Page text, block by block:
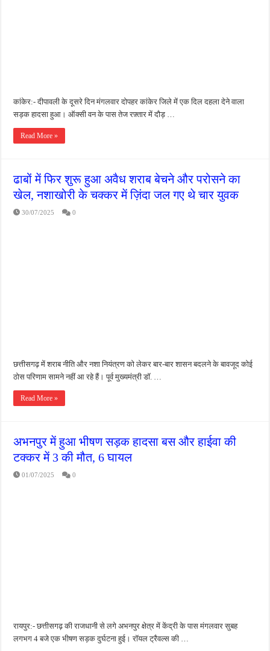
कांकेर:- दीपावली के दूसरे दिन मंगलवार दोपहर कांकेर जिले में एक दिल दहला देने वाला
सड़क हादसा हुआ। ऑक्सी वन के पास तेज रफ़्तार में दौड़ …
Read More »
ढाबों में फिर शुरू हुआ अवैध शराब बेचने और परोसने का
खेल, नशाखोरी के चक्कर में ज़िंदा जल गए थे चार युवक
30/07/2025 0
छत्तीसगढ़ में शराब नीति और नशा नियंत्रण को लेकर बार-बार शासन बदलने के बावजूद कोई
ठोस परिणाम सामने नहीं आ रहे हैं। पूर्व मुख्यमंत्री डॉ. …
Read More »
अभनपुर में हुआ भीषण सड़क हादसा बस और हाईवा की
टक्कर में 3 की मौत, 6 घायल
01/07/2025 0
रायपुर:- छत्तीसगढ़ की राजधानी से लगे अभनपुर क्षेत्र में केंद्री के पास मंगलवार सुबह
लगभग 4 बजे एक भीषण सड़क दुर्घटना हुई। रॉयल ट्रैवल्स की …